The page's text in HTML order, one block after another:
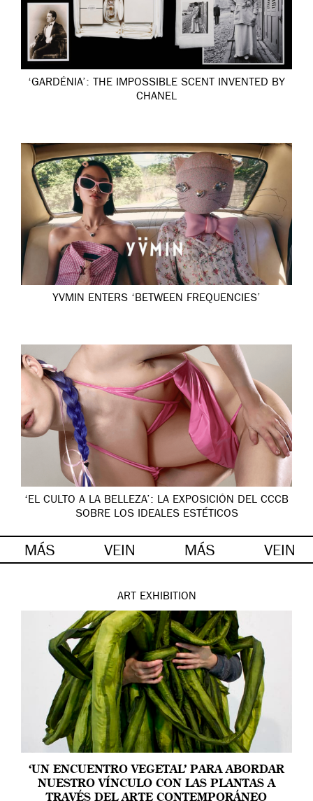
‘GARDÉNIA’: THE IMPOSSIBLE SCENT INVENTED BY
CHANEL
YVMIN ENTERS ‘BETWEEN FREQUENCIES’
‘EL CULTO A LA BELLEZA’: LA EXPOSICIÓN DEL CCCB
SOBRE LOS IDEALES ESTÉTICOS
MÁS VEIN MÁS VEIN
ART EXHIBITION
‘UN ENCUENTRO VEGETAL’ PARA ABORDAR
NUESTRO VÍNCULO CON LAS PLANTAS A
TRAVÉS DEL ARTE CONTEMPORÁNEO